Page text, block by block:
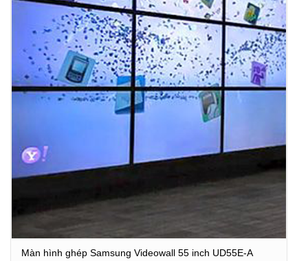
Màn hình ghép Samsung Videowall 55 inch UD55E-A